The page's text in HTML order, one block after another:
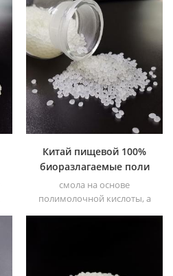
можно растворить в
органическом
растворителе, таком как
толуол, сложный эфир и т. д.
Китай пищевой 100%
биоразлагаемые поли
молочнокислые смолы
смола на основе
полимолочной кислоты, а